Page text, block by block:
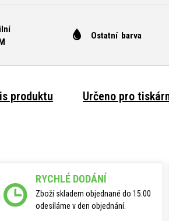
Ostatní barva
produktu Určeno pro
RYCHLÉ DODÁNÍ
Zboží skladem objednané do 15:00
odesíláme v den objednání.